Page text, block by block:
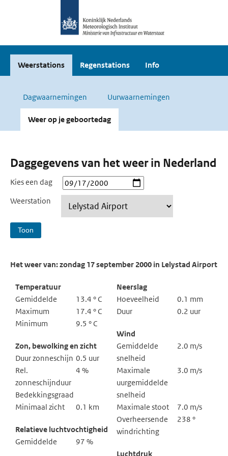
Weerstations Regenstations Info
Dagwaarnemingen Uurwaarnemingen
Weer op je geboortedag
Daggegevens van het weer in Nederland
Kies een dag
Weerstation
Toon
Het weer van: zondag 17 september 2000 in Lelystad Airport
Temperatuur
Gemiddelde
13.4 ° C
Maximum
17.4 ° C
Minimum
9.5 ° C
Zon, bewolking en zicht
Duur zonneschijn 0.5 uur
Rel.
zonneschijnduur
4 %
Bedekkingsgraad
Minimaal zicht
0.1 km
Relatieve luchtvochtigheid
Gemiddelde
97 %
Neerslag
Hoeveelheid
0.1 mm
Duur
0.2 uur
Wind
Gemiddelde
snelheid
2.0 m/s
Maximale
uurgemiddelde
snelheid
3.0 m/s
Maximale stoot
7.0 m/s
Overheersende
windrichting
238 °
Luchtdruk